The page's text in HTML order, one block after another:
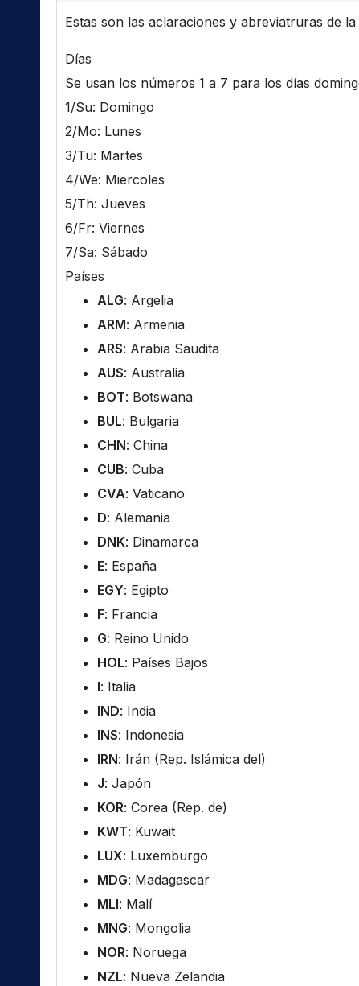
Estas son las aclaraciones y abreviatruras de la
Días
Se usan los números 1 a 7 para los días
1/Su: Domingo
2/Mo: Lunes
3/Tu: Martes
4/We: Miercoles
5/Th: Jueves
6/Fr: Viernes
7/Sa: Sábado
Países
ALG: Argelia
ARM: Armenia
ARS: Arabia Saudita
AUS: Australia
BOT: Botswana
BUL: Bulgaria
CHN: China
CUB: Cuba
CVA: Vaticano
D: Alemania
DNK: Dinamarca
E: España
EGY: Egipto
F: Francia
G: Reino Unido
HOL: Países Bajos
I: Italia
IND: India
INS: Indonesia
IRN: Irán (Rep. Islámica del)
J: Japón
KOR: Corea (Rep. de)
KWT: Kuwait
LUX: Luxemburgo
MDG: Madagascar
MLI: Malí
MNG: Mongolia
NOR: Noruega
NZL: Nueva Zelandia